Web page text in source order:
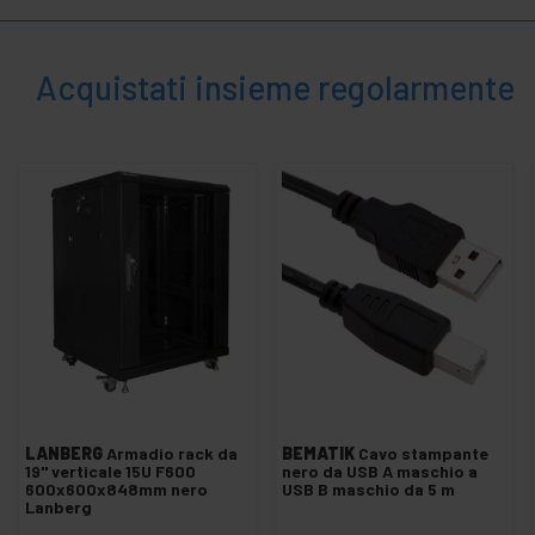
Hub USB
Gadgets USB
Powered USB
+
Prodotti diversi USB
VGA, DVI e HDMI tramite USB
Ventoles USB
Cavi telefonici e accessori
+
Componenti di rete Ethernet
+
Acquistati insieme regolarmente
LANBERG Armadio rack da
19" verticale 15U F600
600x600x848mm nero
Lanberg
BEMATIK Cavo stampante
nero da USB A maschio a
USB B maschio da 5 m